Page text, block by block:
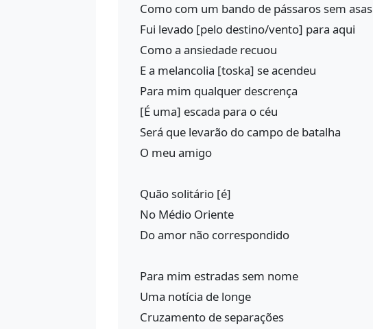
Como com um bando de pássaros sem asas
Fui levado [pelo destino/vento] para aqui
Como a ansiedade recuou
E a melancolia [toska] se acendeu
Para mim qualquer descrença
[É uma] escada para o céu
Será que levarão do campo de batalha
O meu amigo
Quão solitário [é]
No Médio Oriente
Do amor não correspondido
Para mim estradas sem nome
Uma notícia de longe
Cruzamento de separações